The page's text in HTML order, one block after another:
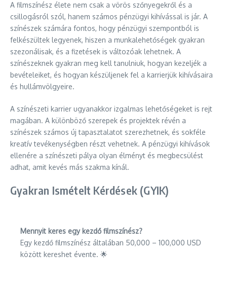
A filmszínész élete nem csak a vörös szőnyegekről és a
csillogásról szól, hanem számos pénzügyi kihívással is jár. A
színészek számára fontos, hogy pénzügyi szempontból is
felkészültek legyenek, hiszen a munkalehetőségek gyakran
szezonálisak, és a fizetések is változóak lehetnek. A
színészeknek gyakran meg kell tanulniuk, hogyan kezeljék a
bevételeiket, és hogyan készüljenek fel a karrierjük kihívásaira
és hullámvölgyeire.
A színészeti karrier ugyanakkor izgalmas lehetőségeket is rejt
magában. A különböző szerepek és projektek révén a
színészek számos új tapasztalatot szerezhetnek, és sokféle
kreatív tevékenységben részt vehetnek. A pénzügyi kihívások
ellenére a színészeti pálya olyan élményt és megbecsülést
adhat, amit kevés más szakma kínál.
Gyakran Ismételt Kérdések (GYIK)
Mennyit keres egy kezdő filmszínész?
Egy kezdő filmszínész általában 50,000 – 100,000 USD
között kereshet évente. 🌟